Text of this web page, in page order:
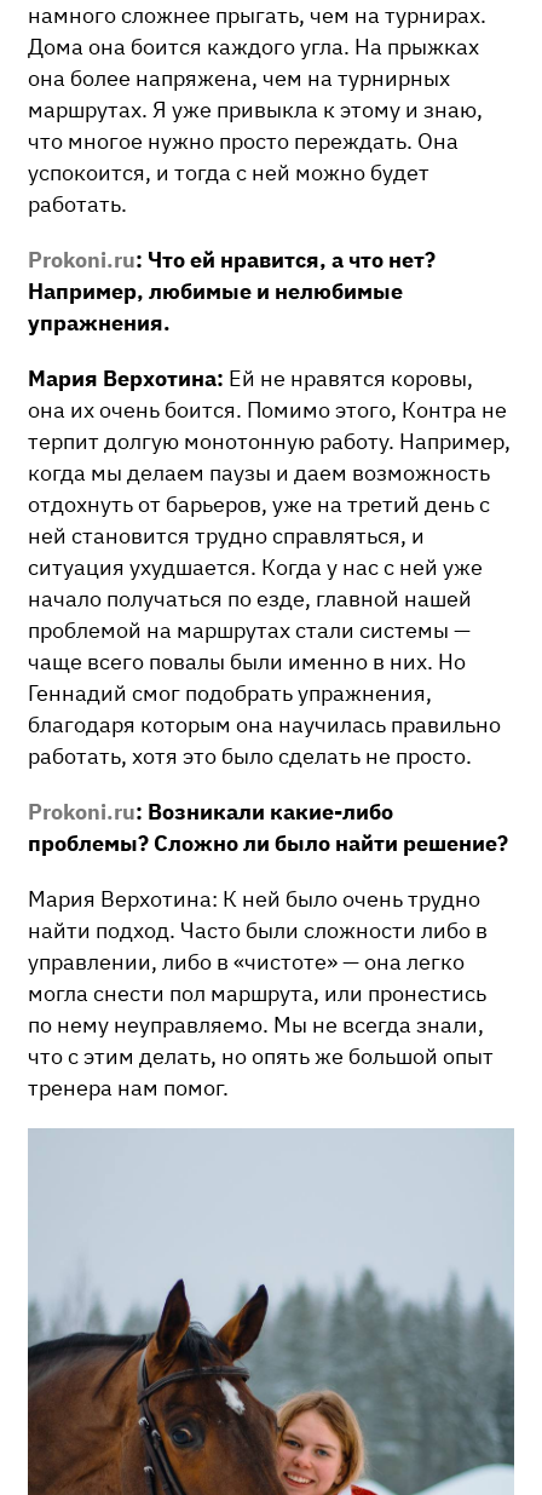
намного сложнее прыгать, чем на турнирах.
Дома она боится каждого угла. На прыжках
она более напряжена, чем на турнирных
маршрутах. Я уже привыкла к этому и знаю,
что многое нужно просто переждать. Она
успокоится, и тогда с ней можно будет
работать.
Prokoni.ru: Что ей нравится, а что нет?
Например, любимые и нелюбимые
упражнения.
Мария Верхотина: Ей не нравятся коровы,
она их очень боится. Помимо этого, Контра не
терпит долгую монотонную работу. Например,
когда мы делаем паузы и даем возможность
отдохнуть от барьеров, уже на третий день с
ней становится трудно справляться, и
ситуация ухудшается. Когда у нас с ней уже
начало получаться по езде, главной нашей
проблемой на маршрутах стали системы —
чаще всего повалы были именно в них. Но
Геннадий смог подобрать упражнения,
благодаря которым она научилась правильно
работать, хотя это было сделать не просто.
Prokoni.ru: Возникали какие-либо
проблемы? Сложно ли было найти решение?
Мария Верхотина: К ней было очень трудно
найти подход. Часто были сложности либо в
управлении, либо в «чистоте» — она легко
могла снести пол маршрута, или пронестись
по нему неуправляемо. Мы не всегда знали,
что с этим делать, но опять же большой опыт
тренера нам помог.